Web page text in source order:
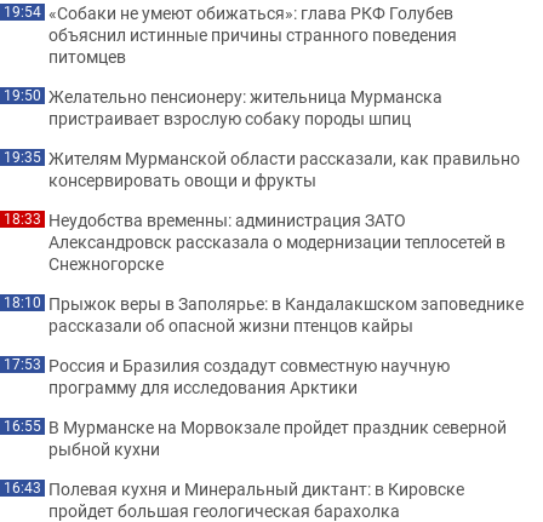
19:54 «Собаки не умеют обижаться»: глава РКФ Голубев
объяснил истинные причины странного поведения
питомцев
19:50 Желательно пенсионеру: жительница Мурманска
пристраивает взрослую собаку породы шпиц
19:35 Жителям Мурманской области рассказали, как правильно
консервировать овощи и фрукты
18:33 Неудобства временны: администрация ЗАТО
Александровск рассказала о модернизации теплосетей в
Снежногорске
18:10 Прыжок веры в Заполярье: в Кандалакшском заповеднике
рассказали об опасной жизни птенцов кайры
17:53 Россия и Бразилия создадут совместную научную
программу для исследования Арктики
16:55 В Мурманске на Морвокзале пройдет праздник северной
рыбной кухни
16:43 Полевая кухня и Минеральный диктант: в Кировске
пройдет большая геологическая барахолка